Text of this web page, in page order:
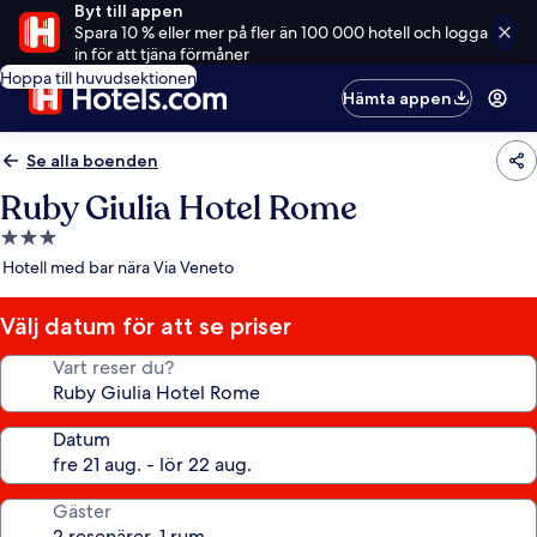
Byt till appen
Spara 10 % eller mer på fler än 100 000 hotell och logga
in för att tjäna förmåner
Hoppa till huvudsektionen
Hämta appen
Se alla boenden
Ruby Giulia Hotel Rome
3.0-
stjärnigt
Hotell med bar nära Via Veneto
Välj datum för att se priser
Vart reser du?
Datum
Gäster